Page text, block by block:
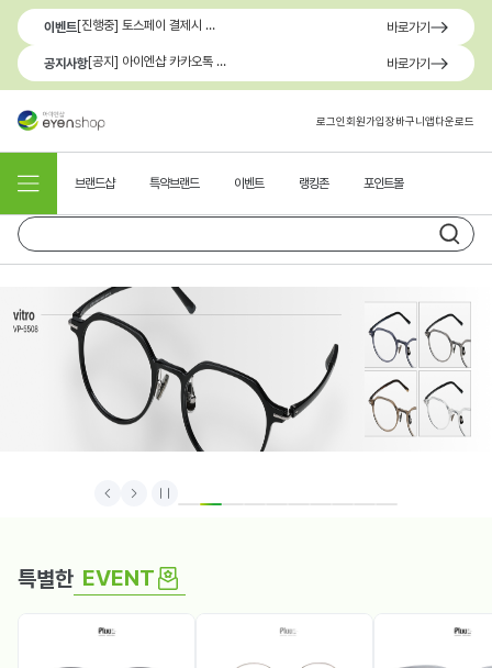
이벤트 [진행중] 토스페이 결제시 최대 1.3만원 혜택 바로가기
공지사항 [공지] 아이엔샵 카카오톡 1:1 문의 채널 이용 안내 바로가기
로그인회원가입장바구니앱다운로드
브랜드샵 특약브랜드 이벤트 랭킹존 포인트몰
Prev Next Stop
특별한 EVENT